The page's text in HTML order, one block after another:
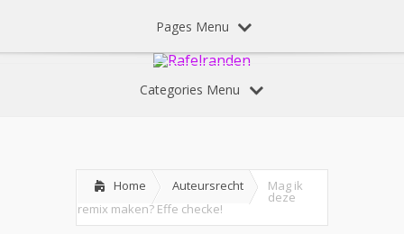
Pages Menu
Categories Menu
Home Auteursrecht Mag ik
deze
remix maken? Effe checke!